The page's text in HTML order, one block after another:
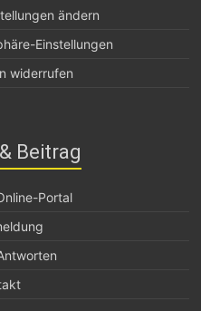
ändern
Einstellungen
widerrufen
Beitrag
Portal